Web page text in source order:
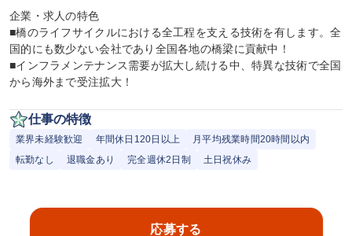
企業・求人の特色
■橋のライフサイクルにおける全工程を支える技術を有します。全
国的にも数少ない会社であり全国各地の橋梁に貢献中！
■インフラメンテナンス需要が拡大し続ける中、特異な技術で全国
から海外まで受注拡大！
仕事の特徴
業界未経験歓迎 年間休日120日以上
月平均残業時間20時間以内
転勤なし
退職金あり 完全週休2日制 土日祝休み
応募する